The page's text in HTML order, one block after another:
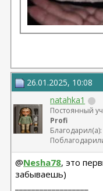
26.01.2025, 10:08
natahka1
Постоянный
Profi
@Nesha78, это
забываешь)